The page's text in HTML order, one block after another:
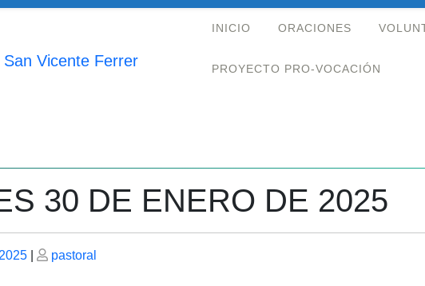
Vicente Ferrer
INICIO ORACIONES
PROYECTO PRO-VOCACIÓN
30 DE ENERO DE 2025
Publicado
pastoral